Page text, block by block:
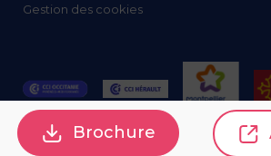
Gestion des cookies
Brochure